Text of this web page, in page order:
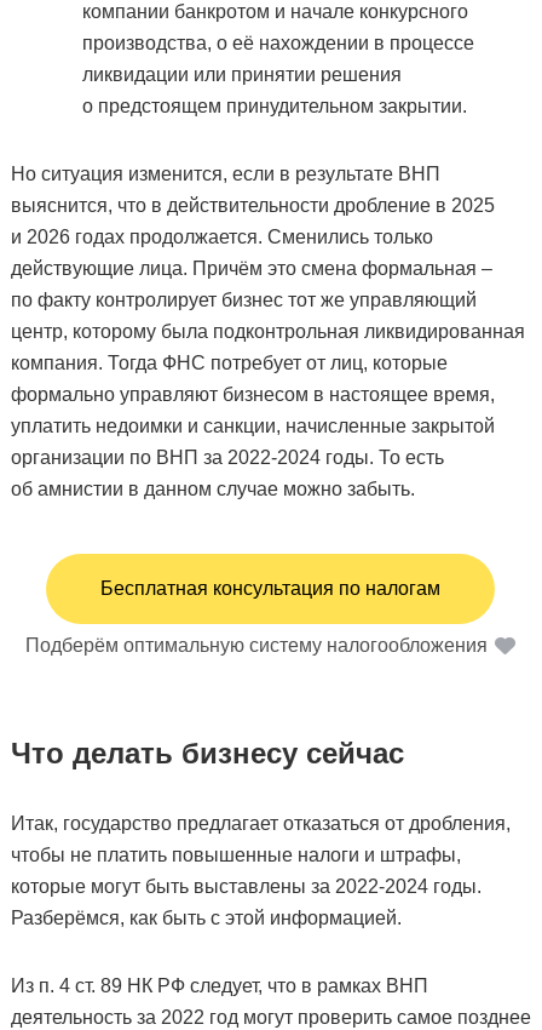
компании банкротом и начале конкурсного
производства, о её нахождении в процессе
ликвидации или принятии решения
о предстоящем принудительном закрытии.
Но ситуация изменится, если в результате ВНП
выяснится, что в действительности дробление в 2025
и 2026 годах продолжается. Сменились только
действующие лица. Причём это смена формальная –
по факту контролирует бизнес тот же управляющий
центр, которому была подконтрольная ликвидированная
компания. Тогда ФНС потребует от лиц, которые
формально управляют бизнесом в настоящее время,
уплатить недоимки и санкции, начисленные закрытой
организации по ВНП за 2022-2024 годы. То есть
об амнистии в данном случае можно забыть.
Бесплатная консультация по налогам
Подберём оптимальную систему налогообложения
Что делать бизнесу сейчас
Итак, государство предлагает отказаться от дробления,
чтобы не платить повышенные налоги и штрафы,
которые могут быть выставлены за 2022-2024 годы.
Разберёмся, как быть с этой информацией.
Из п. 4 ст. 89 НК РФ следует, что в рамках ВНП
деятельность за 2022 год могут проверить самое позднее